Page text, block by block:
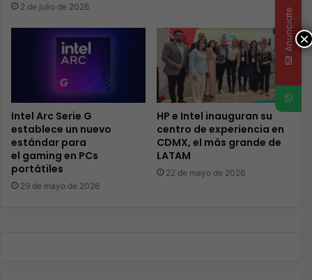
2 de julio de 2026
Intel Arc Serie G
establece un nuevo
estándar para
el gaming en PCs
portátiles
29 de mayo de 2026
HP e Intel inauguran su
centro de experiencia en
CDMX, el más grande de
LATAM
22 de mayo de 2026
×
Anunciate